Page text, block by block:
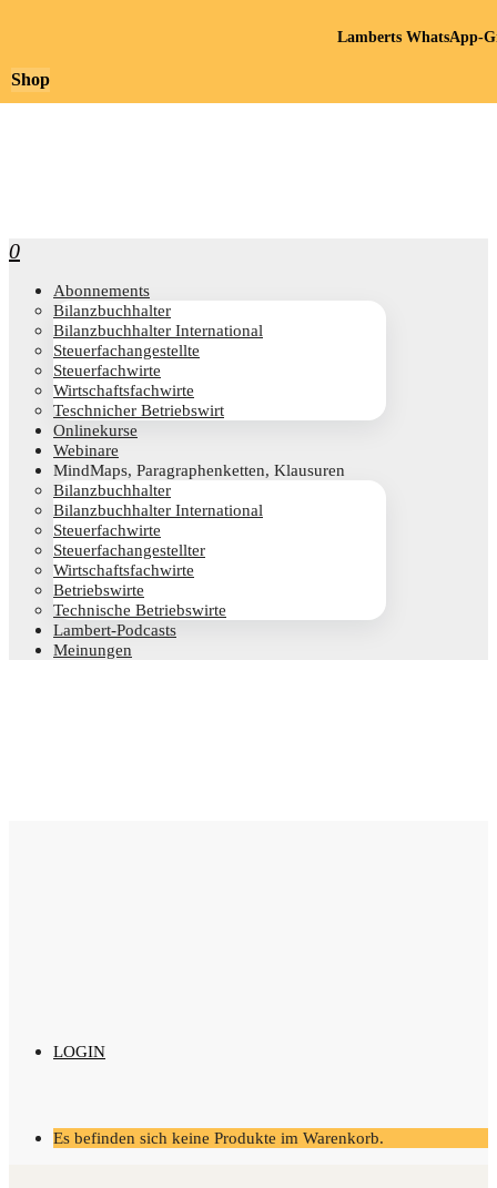
0
Abon­ne­ments
Bilanz­buch­hal­ter
Bilanz­buch­hal­ter International
Steu­er­fach­an­ge­stell­te
Steu­er­fach­wir­te
Wirt­schafts­fach­wir­te
Teschni­cher Betriebswirt
Online­kur­se
Web­i­na­re
Mind­Maps, Para­gra­phen­ket­ten, Klausuren
Bilanz­buch­hal­ter
Bilanz­buch­hal­ter International
Steu­er­fach­wir­te
Steu­er­fach­an­ge­stell­ter
Wirt­schafts­fach­wir­te
Betriebs­wir­te
Tech­ni­sche Betriebswirte
Lam­­bert-Pod­­casts
Mei­nun­gen
LOGIN
Es befinden sich keine Produkte im Warenkorb.
Shop
Lamberts WhatsApp-